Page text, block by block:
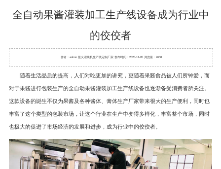
全自动果酱灌装加工生产线设备成为行业中
的佼佼者
作者：admin 星火灌装机生产线定制厂家 发布时间：2020-11-05 浏览量：2658
随着生活品质的提高，人们对吃更加的讲究，更随着果酱食品被人们所钟爱，而
对于果酱进行包装生产的全自动果酱灌装加工生产线设备也逐渐备受消费者所关注。
这款设备的诞生不仅为果酱及各种酱体、膏体生产厂家带来很大的生产便利，同时也
丰富了这个类型的包装市场，让这个行业在生产中变得多样化，丰富整个市场，同时
也极大的促进了市场经济的发展和进步，成为行业中的佼佼者。